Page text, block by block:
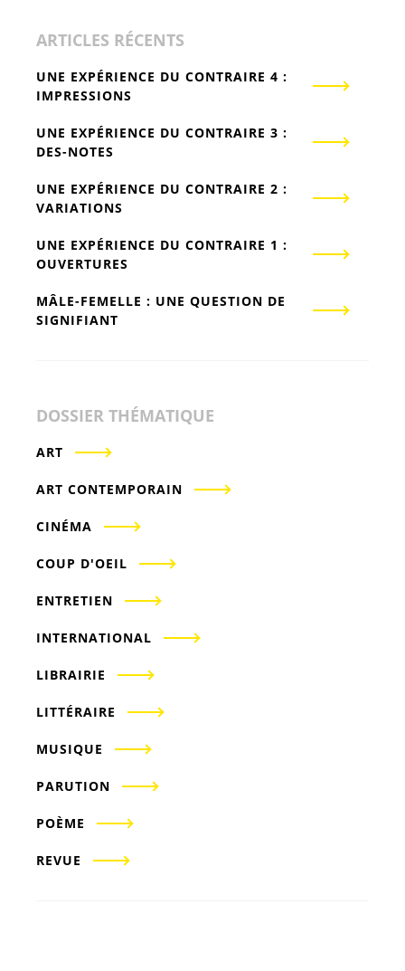
ARTICLES RÉCENTS
UNE EXPÉRIENCE DU CONTRAIRE 4 :
IMPRESSIONS
UNE EXPÉRIENCE DU CONTRAIRE 3 :
DES-NOTES
UNE EXPÉRIENCE DU CONTRAIRE 2 :
VARIATIONS
UNE EXPÉRIENCE DU CONTRAIRE 1 :
OUVERTURES
MÂLE-FEMELLE : UNE QUESTION DE
SIGNIFIANT
DOSSIER THÉMATIQUE
ART
ART CONTEMPORAIN
CINÉMA
COUP D'OEIL
ENTRETIEN
INTERNATIONAL
LIBRAIRIE
LITTÉRAIRE
MUSIQUE
PARUTION
POÈME
REVUE